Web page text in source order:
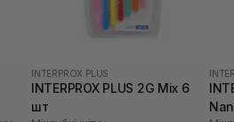
INTERPROX PLUS
INTERPROX PLUS 2G Mix 6
шт